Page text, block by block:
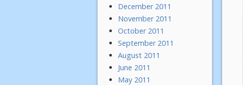
December 2011
November 2011
October 2011
September 2011
August 2011
June 2011
May 2011